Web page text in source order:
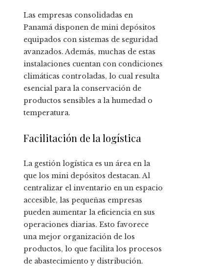
Las empresas consolidadas en
Panamá disponen de mini depósitos
equipados con sistemas de seguridad
avanzados. Además, muchas de estas
instalaciones cuentan con condiciones
climáticas controladas, lo cual resulta
esencial para la conservación de
productos sensibles a la humedad o
temperatura.
Facilitación de la logística
La gestión logística es un área en la
que los mini depósitos destacan. Al
centralizar el inventario en un espacio
accesible, las pequeñas empresas
pueden aumentar la eficiencia en sus
operaciones diarias. Esto favorece
una mejor organización de los
productos, lo que facilita los procesos
de abastecimiento y distribución.